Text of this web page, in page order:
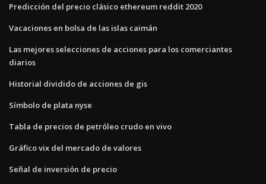
Predicción del precio clásico ethereum reddit 2020
Vacaciones en bolsa de las islas caimán
Las mejores selecciones de acciones para los comerciantes
diarios
Historial dividido de acciones de gis
Símbolo de plata nyse
Tabla de precios de petróleo crudo en vivo
Gráfico vix del mercado de valores
Señal de inversión de precio